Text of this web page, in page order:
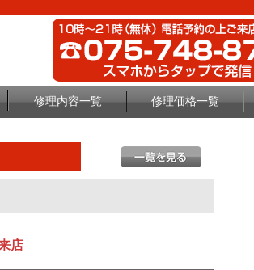
修理内容一覧 修理価格一覧
店